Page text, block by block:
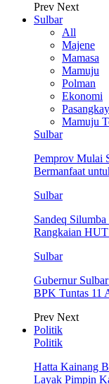
Prev Next
Sulbar
All
Majene
Mamasa
Mamuju
Polman
Ekonomi
Mamuju
Sulbar
Pemprov Mulai
Bermanfaat
Sulbar
Sandeq
Rangkaian
Sulbar
Gubernur
BPK Tuntas 11
Prev Next
Politik
Politik
Hatta Kainang
Layak Pimpin